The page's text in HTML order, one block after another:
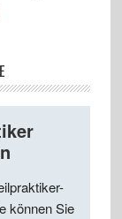
können Sie